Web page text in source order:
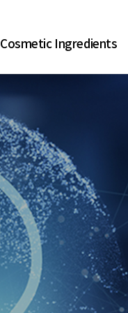
Cosmetic Ingredients